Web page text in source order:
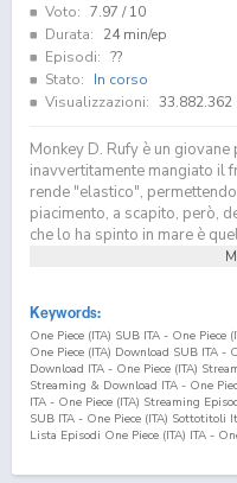
Voto: 7.97 / 10
Durata:
24 min/ep
Episodi: ??
Stato:
In corso
Visualizzazioni: 33.882.362
Monkey D. Rufy è un
inavvertitamente mangiato il
rende "elastico",
piacimento, a scapito, però,
che lo ha spinto in mare è
Keywords:
One Piece (ITA) SUB ITA - One Piece
One Piece (ITA) Download SUB ITA -
Download ITA - One Piece (ITA)
Streaming & Download ITA - One
ITA - One Piece (ITA) Streaming
SUB ITA - One Piece (ITA) Sottotitoli
Lista Episodi One Piece (ITA) ITA -